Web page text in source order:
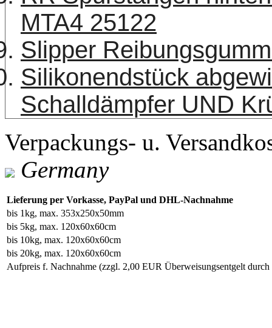
MTA4 25122
Slipper
Silikonendstück
Schalldämpfer UND
Verpackungs- u.
Germany
Lieferung per Vorkasse, PayPal und DHL-Nachnahme
bis 1kg, max. 353x250x50mm
bis 5kg, max. 120x60x60cm
bis 10kg, max. 120x60x60cm
bis 20kg, max. 120x60x60cm
Aufpreis f. Nachnahme (zzgl. 2,00 EUR Überweisungsentgelt